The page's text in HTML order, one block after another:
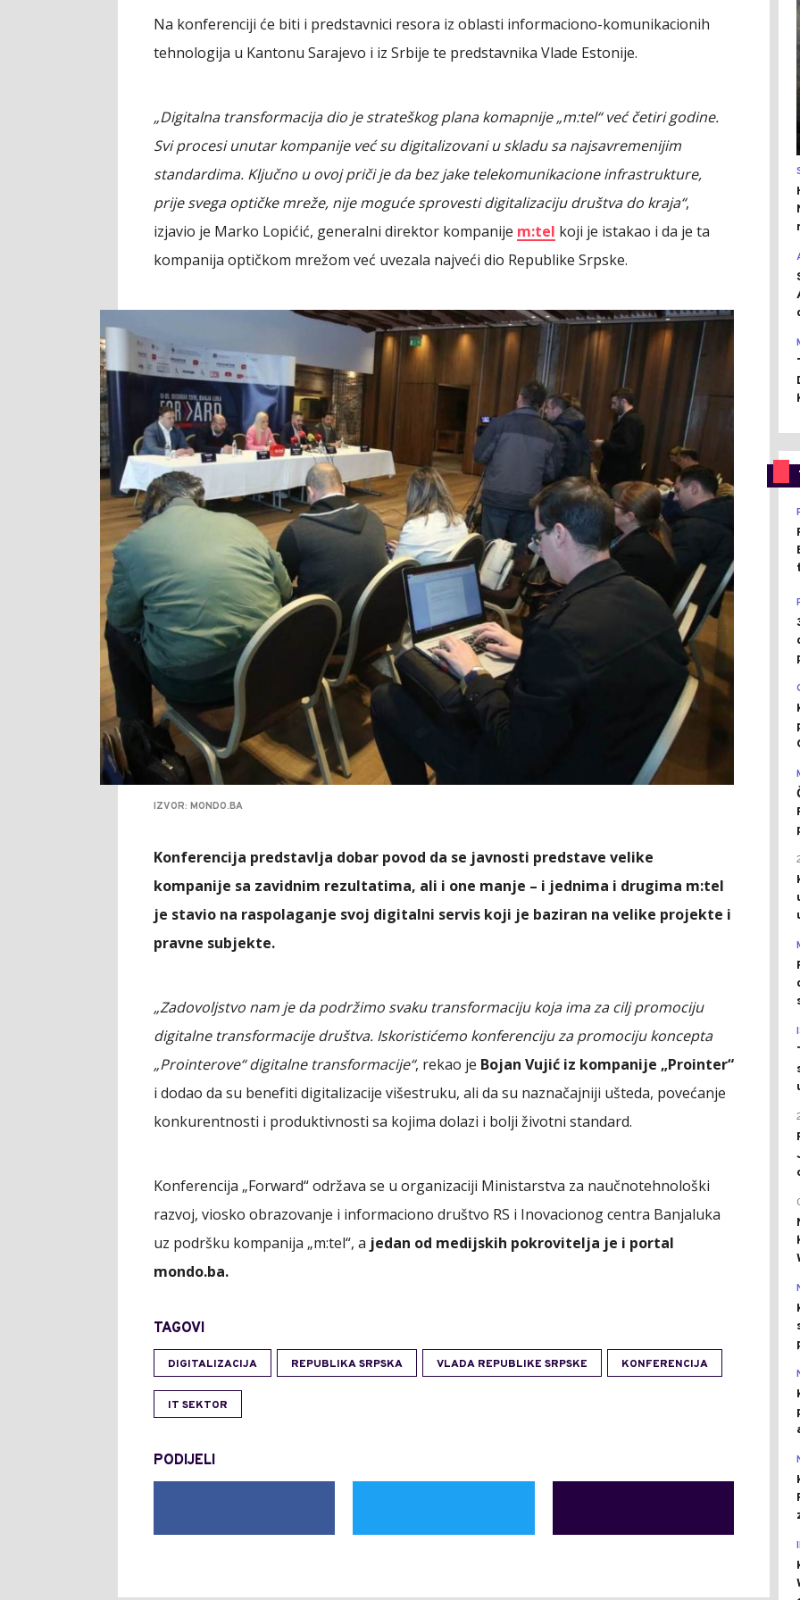
Na konferenciji će biti i predstavnici resora iz oblasti informaciono-komunikacionih
tehnologija u Kantonu Sarajevo i iz Srbije te predstavnika Vlade Estonije.
„Digitalna transformacija dio je strateškog plana komapnije „m:tel“ već četiri godine.
Svi procesi unutar kompanije već su digitalizovani u skladu sa najsavremenijim
standardima. Ključno u ovoj priči je da bez jake telekomunikacione infrastrukture,
prije svega optičke mreže, nije moguće sprovesti digitalizaciju društva do kraja“,
izjavio je Marko Lopićić, generalni direktor kompanije m:tel koji je istakao i da je ta
kompanija optičkom mrežom već uvezala najveći dio Republike Srpske.
IZVOR: MONDO.BA
Konferencija predstavlja dobar povod da se javnosti predstave velike
kompanije sa zavidnim rezultatima, ali i one manje – i jednima i drugima m:tel
je stavio na raspolaganje svoj digitalni servis koji je baziran na velike projekte i
pravne subjekte.
„Zadovoljstvo nam je da podržimo svaku transformaciju koja ima za cilj promociju
digitalne transformacije društva. Iskoristićemo konferenciju za promociju koncepta
„Prointerove“ digitalne transformacije“, rekao je Bojan Vujić iz kompanije „Prointer“
i dodao da su benefiti digitalizacije višestruku, ali da su naznačajniji ušteda, povećanje
konkurentnosti i produktivnosti sa kojima dolazi i bolji životni standard.
Konferencija „Forward“ održava se u organizaciji Ministarstva za naučnotehnološki
razvoj, viosko obrazovanje i informaciono društvo RS i Inovacionog centra Banjaluka
uz podršku kompanija „m:tel“, a jedan od medijskih pokrovitelja je i portal
mondo.ba.
TAGOVI
DIGITALIZACIJA REPUBLIKA SRPSKA VLADA REPUBLIKE SRPSKE KONFERENCIJA
IT SEKTOR
PODIJELI